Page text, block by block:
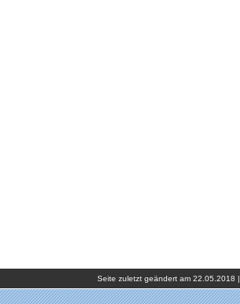
Seite zuletzt geändert am 22.05.2018